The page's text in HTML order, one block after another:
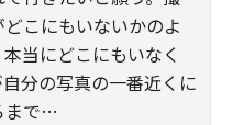
こにもいないかのよ
当にどこにもいなく
分の写真の一番近くに
まで…